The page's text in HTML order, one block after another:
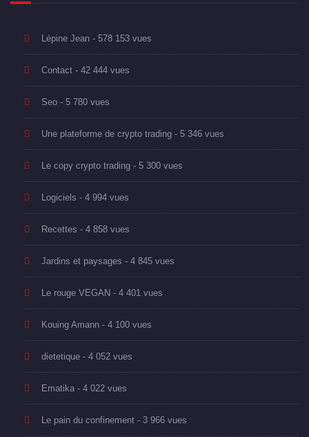
Lépine Jean - 578 153 vues
Contact - 42 444 vues
Seo - 5 780 vues
Une plateforme de crypto trading - 5 346 vues
Le copy crypto trading - 5 300 vues
Logiciels - 4 994 vues
Recettes - 4 858 vues
Jardins et paysages - 4 845 vues
Le rouge VEGAN - 4 401 vues
Kouing Amann - 4 100 vues
dietetique - 4 052 vues
Ematika - 4 022 vues
Le pain du confinement - 3 966 vues